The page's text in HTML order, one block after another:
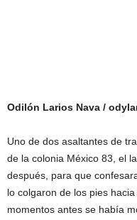
Odilón Larios Nava /
Uno de dos asaltantes de
de la colonia México 83, el
después, para que
lo colgaron de los pies
momentos antes se había